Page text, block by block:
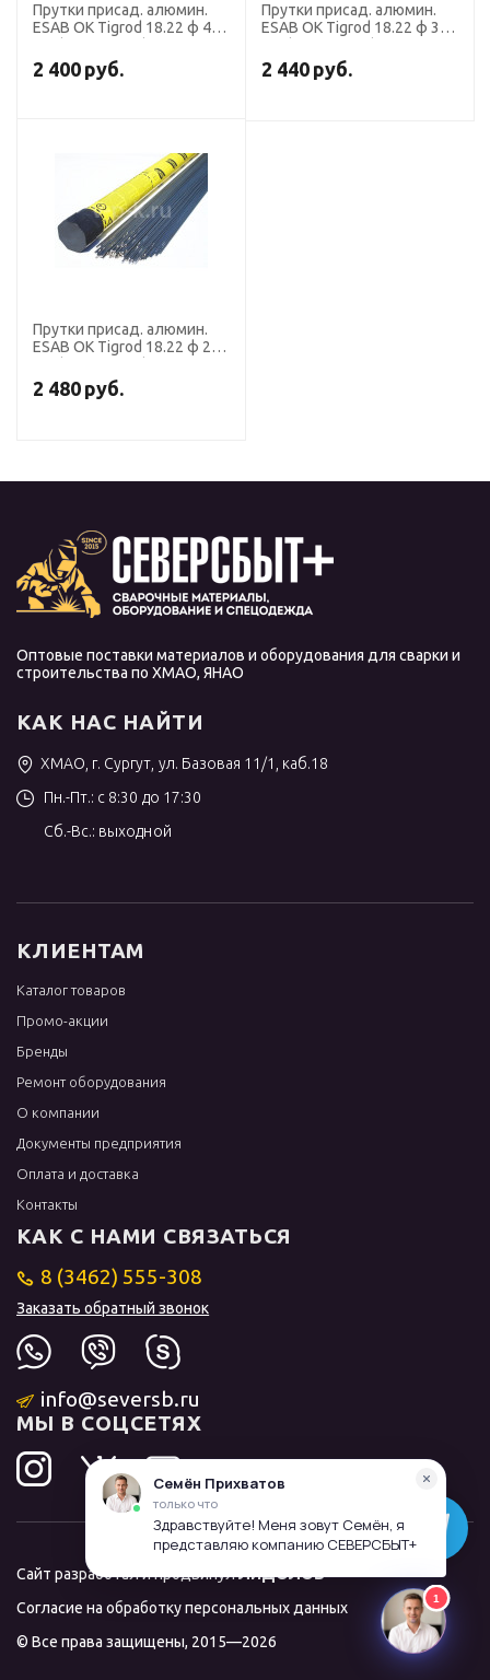
Прутки присад. алюмин.
ESAB OK Tigrod 18.22 ф 4,0
2 400 руб.
Прутки присад. алюмин.
ESAB OK Tigrod 18.22 ф 3,2
2 440 руб.
Прутки присад. алюмин.
ESAB OK Tigrod 18.22 ф 2,0
2 480 руб.
Оптовые поставки материалов и оборудования для сварки и
строительства по ХМАО, ЯНАО
КАК НАС НАЙТИ
ХМАО, г. Сургут, ул. Базовая 11/1, каб.18
Пн.-Пт.: с 8:30 до 17:30
Сб.-Вс.: выходной
КЛИЕНТАМ
Каталог товаров
Промо-акции
Бренды
Ремонт оборудования
О компании
Документы предприятия
Оплата и доставка
Контакты
КАК С НАМИ СВЯЗАТЬСЯ
8 (3462) 555-308
Заказать обратный звонок
info@seversb.ru
МЫ В СОЦСЕТЯХ
Сайт разработал и продвинулЛИДОЛОВ
Согласие на обработку персональных данных
© Все права защищены, 2015—2026